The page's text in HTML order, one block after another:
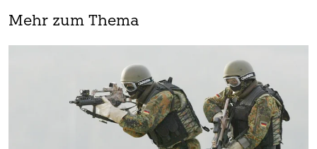
Mehr zum Thema